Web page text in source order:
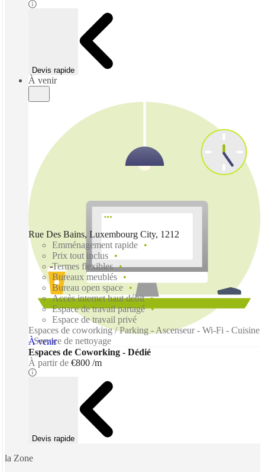
Devis rapide
À venir
À venir
Rue Des Bains, Luxembourg City, 1212
Emménagement rapide
Prix tout inclus
Termes flexibles
Bureaux meublés
Bureau open space
Accès internet haut débit
Espace de travail partagé
Espace de travail privé
Espaces de coworking / Parking - Ascenseur - Wi-Fi - Cuisine
- Service de nettoyage
Espaces de Coworking - Dédié
À partir de €800 /m
Devis rapide
la Zone